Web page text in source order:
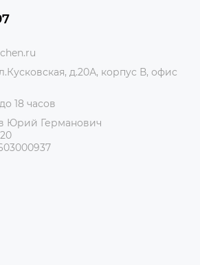
д.20А, корпус В, офис
18 часов
Юрий Германович